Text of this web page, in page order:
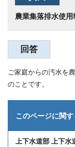
農業集落排水使
回答
ご家庭からの汚水を
のことです。
このページに関す
上下水道部 上下